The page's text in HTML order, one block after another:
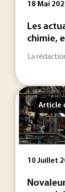
18 Mai
Les
chimie,
La
Article
10 Juillet